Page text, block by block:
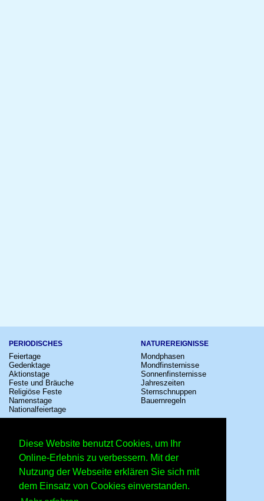
Diese Website benutzt Cookies, um Ihr
Online-Erlebnis zu verbessern. Mit der
Nutzung der Webseite erklären Sie sich mit
dem Einsatz von Cookies einverstanden.
PERIODISCHES
Feiertage
Gedenktage
Aktionstage
Feste und Bräuche
Religiöse Feste
Namenstage
Nationalfeiertage
NATUREREIGNISSE
Mondphasen
Mondfinsternisse
Sonnenfinsternisse
Jahreszeiten
Sternschnuppen
Bauernregeln
Konzerte
Kinostarts
Festivals
Fußball
Comedy
Shows
Zeitumstellung
Sternzeichen
Schalttage
Messen
Erinnerungen
Volksfeste